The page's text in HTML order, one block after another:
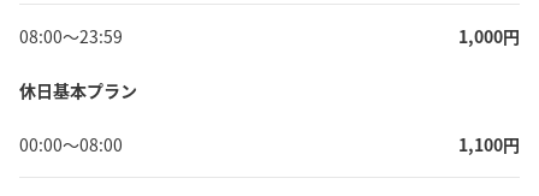
08:00〜23:59 1,000円
休日基本プラン
00:00〜08:00 1,100円